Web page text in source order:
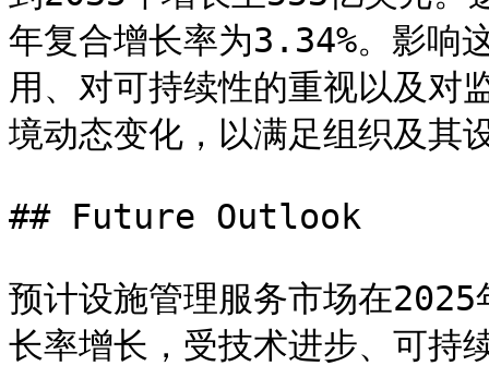
年复合增长率为3.34%。影响
用、对可持续性的重视以及对
境动态变化，以满足组织及其
## Future Outlook
预计设施管理服务市场在
长率增长，受技术进步、可持